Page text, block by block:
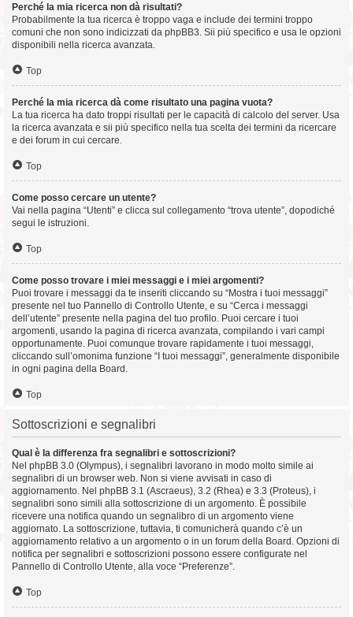
Perché la mia ricerca non dà risultati?
Probabilmente la tua ricerca è troppo vaga e include dei termini troppo
comuni che non sono indicizzati da phpBB3. Sii più specifico e usa le opzioni
disponibili nella ricerca avanzata.
Top
Perché la mia ricerca dà come risultato una pagina vuota?
La tua ricerca ha dato troppi risultati per le capacità di calcolo del server. Usa
la ricerca avanzata e sii più specifico nella tua scelta dei termini da ricercare
e dei forum in cui cercare.
Top
Come posso cercare un utente?
Vai nella pagina “Utenti” e clicca sul collegamento “trova utente”, dopodiché
segui le istruzioni.
Top
Come posso trovare i miei messaggi e i miei argomenti?
Puoi trovare i messaggi da te inseriti cliccando su “Mostra i tuoi messaggi”
presente nel tuo Pannello di Controllo Utente, e su “Cerca i messaggi
dell’utente” presente nella pagina del tuo profilo. Puoi cercare i tuoi
argomenti, usando la pagina di ricerca avanzata, compilando i vari campi
opportunamente. Puoi comunque trovare rapidamente i tuoi messaggi,
cliccando sull’omonima funzione “I tuoi messaggi”, generalmente disponibile
in ogni pagina della Board.
Top
Sottoscrizioni e segnalibri
Qual è la differenza fra segnalibri e sottoscrizioni?
Nel phpBB 3.0 (Olympus), i segnalibri lavorano in modo molto simile ai
segnalibri di un browser web. Non si viene avvisati in caso di
aggiornamento. Nel phpBB 3.1 (Ascraeus), 3.2 (Rhea) e 3.3 (Proteus), i
segnalibri sono simili alla sottoscrizione di un argomento. È possibile
ricevere una notifica quando un segnalibro di un argomento viene
aggiornato. La sottoscrizione, tuttavia, ti comunicherà quando c’è un
aggiornamento relativo a un argomento o in un forum della Board. Opzioni di
notifica per segnalibri e sottoscrizioni possono essere configurate nel
Pannello di Controllo Utente, alla voce “Preferenze”.
Top